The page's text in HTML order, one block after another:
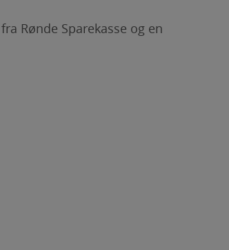
Rønde Sparekasse og en